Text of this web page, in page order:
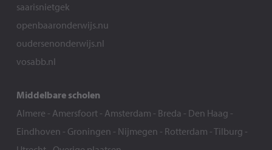
saarisnietgek
openbaaronderwijs.nu
oudersenonderwijs.nl
vosabb.nl
Middelbare scholen
Almere - Amersfoort- Amsterdam - Breda - Den Haag -
Eindhoven - Groningen - Nijmegen - Rotterdam -Tilburg -